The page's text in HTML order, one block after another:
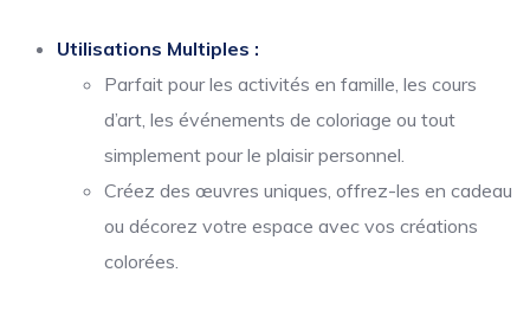
Utilisations Multiples :
Parfait pour les activités en famille, les cours
d’art, les événements de coloriage ou tout
simplement pour le plaisir personnel.
Créez des œuvres uniques, offrez-les en cadeau
ou décorez votre espace avec vos créations
colorées.